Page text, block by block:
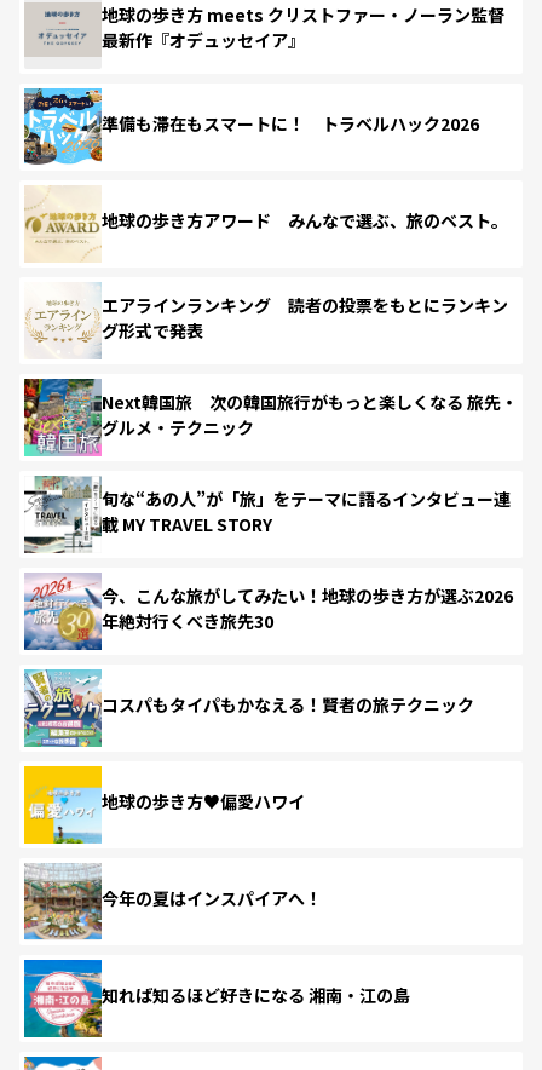
地球の歩き方 meets クリストファー・ノーラン監督
最新作『オデュッセイア』
準備も滞在もスマートに！ トラベルハック2026
地球の歩き方アワード みんなで選ぶ、旅のベスト。
エアラインランキング 読者の投票をもとにランキン
グ形式で発表
Next韓国旅 次の韓国旅行がもっと楽しくなる 旅先・
グルメ・テクニック
旬な“あの人”が「旅」をテーマに語るインタビュー連
載 MY TRAVEL STORY
今、こんな旅がしてみたい！地球の歩き方が選ぶ2026
年絶対行くべき旅先30
コスパもタイパもかなえる！賢者の旅テクニック
地球の歩き方♥偏愛ハワイ
今年の夏はインスパイアへ！
知れば知るほど好きになる 湘南・江の島